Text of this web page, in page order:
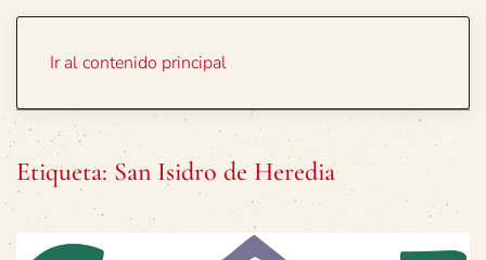
Ir al contenido principal
Etiqueta: San Isidro de Heredia